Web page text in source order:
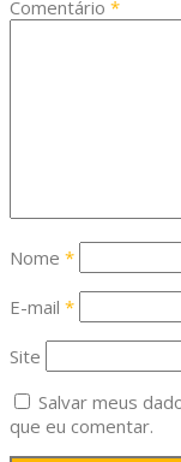
Comentário *
Nome *
E-mail *
Site
Salvar meus
que eu comentar.